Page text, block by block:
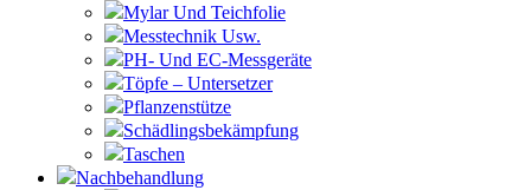
Mylar Und Teichfolie
Messtechnik Usw.
PH- Und EC-Messgeräte
Töpfe – Untersetzer
Pflanzenstütze
Schädlingsbekämpfung
Taschen
Nachbehandlung